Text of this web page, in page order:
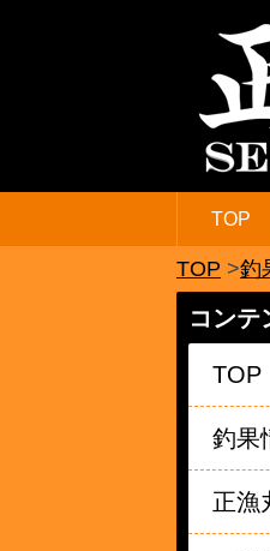
TOP
TOP 釣
コンテ
TOP
釣果
正漁